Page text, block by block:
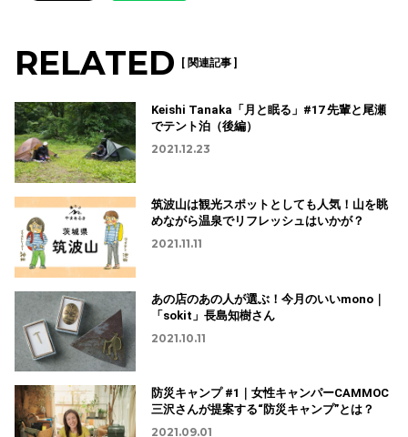
RELATED [ 関連記事 ]
Keishi Tanaka「月と眠る」#17 先輩と尾瀬
でテント泊（後編）
2021.12.23
筑波山は観光スポットとしても人気！山を眺
めながら温泉でリフレッシュはいかが？
2021.11.11
あの店のあの人が選ぶ！今月のいいmono｜
「sokit」長島知樹さん
2021.10.11
防災キャンプ #1｜女性キャンパーCAMMOC
三沢さんが提案する“防災キャンプ”とは？
2021.09.01